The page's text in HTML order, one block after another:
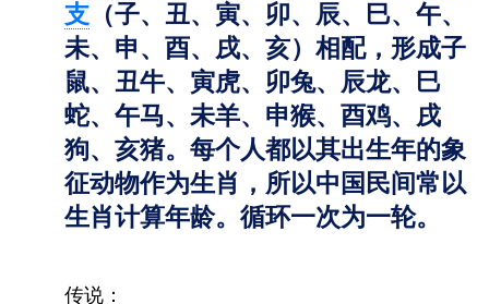
支（子、丑、寅、卯、辰、巳、午、
未、申、酉、戌、亥）相配，形成子
鼠、丑牛、寅虎、卯兔、辰龙、巳
蛇、午马、未羊、申猴、酉鸡、戌
狗、亥猪。每个人都以其出生年的象
征动物作为生肖，所以中国民间常以
生肖计算年龄。循环一次为一轮。
传说：